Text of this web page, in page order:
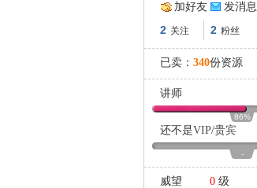
加好友
发消息
2 关注 2 粉丝
已卖： 340份资源
讲师
86%
还不是VIP/贵宾
-
威望 0 级